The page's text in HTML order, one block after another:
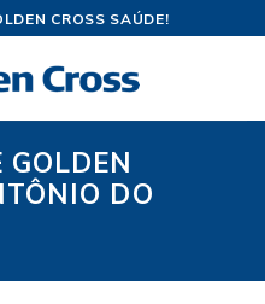
CROSS SAÚDE!
DO